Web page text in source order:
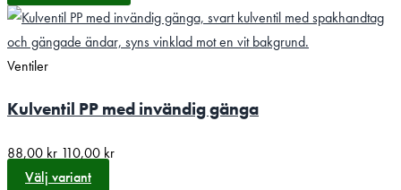
Ventiler
Kulventil PP med invändig gänga
88,00 kr 110,00 kr
Välj variant